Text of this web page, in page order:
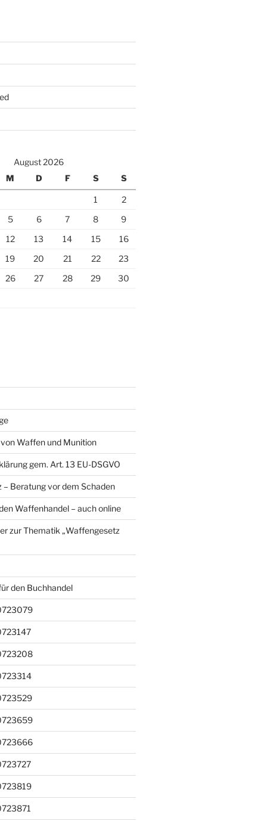
August 2026
M D F S S
1
2
5 6 7 8
9
12 13 14 15
16
19 20 21 22
23
26 27 28 29
30
Waffen und Munition
gem. Art. 13 EU-DSGVO
– Beratung vor dem Schaden
Waffenhandel – auch online
zur Thematik „Waffengesetz
den Buchhandel